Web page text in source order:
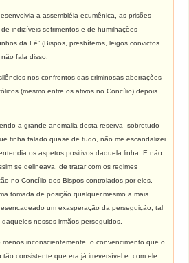
a assembléia ecumênica, as prisões
indizíveis sofrimentos e de humilhações
da Fé” (Bispos, presbíteros, leigos convictos
fala disso.
nos confrontos das criminosas aberrações
(mesmo entre os ativos no Concílio) depois
a grande anomalia desta reserva sobretudo
tinha falado quase de tudo, não me escandalizei
os aspetos positivos daquela linha. E não
se delineava, de tratar com os regimes
no Concílio dos Bispos controlados por eles,
tomada de posição qualquer,mesmo a mais
um exasperação da perseguição, tal
nossos irmãos perseguidos.
inconscientemente, o convencimento que o
tão consistente que era já irreversível e: com ele